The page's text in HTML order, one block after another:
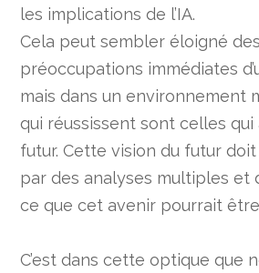
les implications de l’IA.
Cela peut sembler éloigné des
préoccupations immédiates
mais dans un environnement
qui réussissent sont celles
futur. Cette vision du futur
par des analyses multiples et
ce que cet avenir pourrait
C’est dans cette optique que